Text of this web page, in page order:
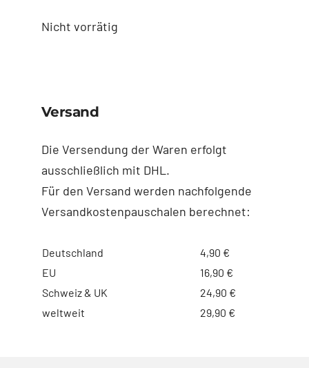
Nicht vorrätig
Versand
Die Versendung der Waren erfolgt
ausschließlich mit DHL.
Für den Versand werden nachfolgende
Versandkostenpauschalen berechnet:
Deutschland
4,90 €
EU
16,90 €
Schweiz & UK
24,90 €
weltweit
29,90 €